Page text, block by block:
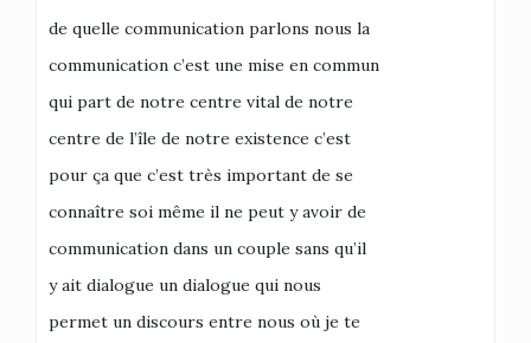
de quelle communication parlons nous la
communication c’est une mise en commun
qui part de notre centre vital de notre
centre de l’île de notre existence c’est
pour ça que c’est très important de se
connaître soi même il ne peut y avoir de
communication dans un couple sans qu’il
y ait dialogue un dialogue qui nous
permet un discours entre nous où je te